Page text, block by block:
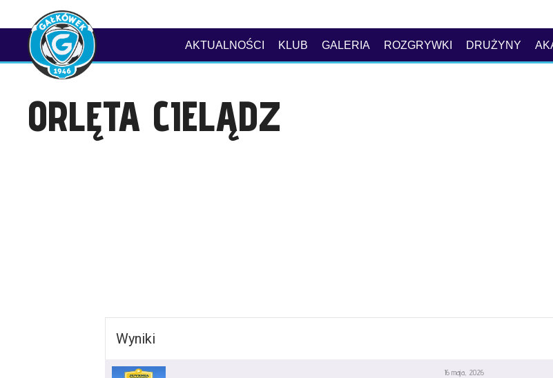
AKTUALNOŚCI KLUB GALERIA ROZGRYWKI DRUŻYNY
ORLĘTA CIELĄDZ
Wyniki
16 maja, 2026